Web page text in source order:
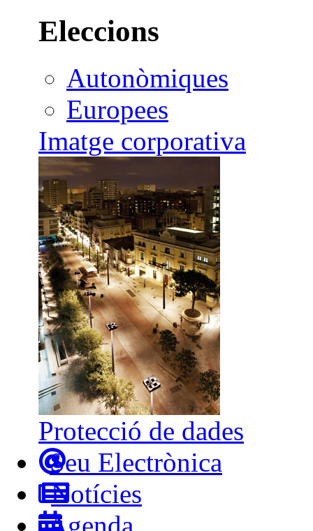
Eleccions
Autonòmiques
Europees
Imatge corporativa
Protecció de dades
Seu Electrònica
Notícies
Agenda